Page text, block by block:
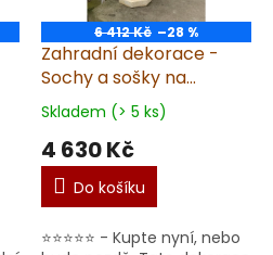
6 412 Kč –28 %
Zahradní dekorace -
Sochy a sošky na
zahradu, Panna Maria
39kg T
Skladem (> 5 ks)
4 630 Kč
Do košíku
⭐⭐⭐⭐⭐ - Kupte nyní, nebo